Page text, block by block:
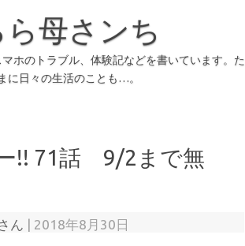
ら母さンち
ホのトラブル、体験記などを書いています。た
まに日々の生活のことも…。
!! 71話 9/2まで無
ん | 2018年8月30日